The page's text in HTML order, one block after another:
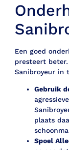
Een goed
presteert
Sanibroyeur in
Gebruik
plaats
Spoel